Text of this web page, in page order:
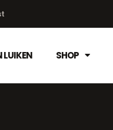
LUIKEN SHOP